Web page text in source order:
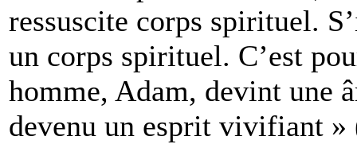
ressuscite corps spirituel.
un corps spirituel. C’est
homme, Adam, devint une
devenu un esprit vivifiant »